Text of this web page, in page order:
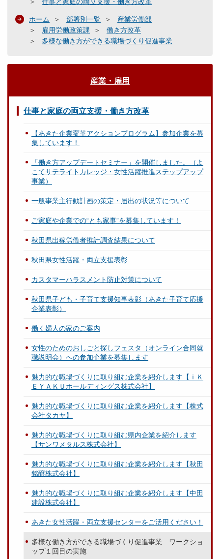
ホーム 部署別一覧
産業労働部
雇用労働政策課
働き方改革
多様な働き方ができる職場づくり促進事業
産業・雇用
仕事と家庭の両立支援・働き方改革
【あきた企業変革アクションプログラム】参加企業を募
集しています！
「働き方アップデートセミナー」を開催しました。（よ
こてサテライトカレッジ・女性活躍推進ステップアップ
事業）
一般事業主行動計画の策定・届出の状況等について
ご家庭や企業での“とも家事”を募集しています！
秋田県出稼労働者推計調査結果について
秋田県女性活躍・両立支援表彰
カスタマーハラスメント防止対策について
秋田県子ども・子育て支援知事表彰（あきた子育て応援
企業表彰）
働く婦人の家のご案内
女性のためのおしごと探しフェスタ（オンライン合同就
職説明会）への参加企業を募集します
魅力的な職場づくりに取り組む企業を紹介します【ｉＫ
ＥＹＡＫＵホールディングス株式会社】
魅力的な職場づくりに取り組む企業を紹介します【株式
会社タカヤ】
魅力的な職場づくりに取り組む県内企業を紹介します
【サンワメタルス株式会社】
魅力的な職場づくりに取り組む企業を紹介します【秋田
銘醸株式会社】
魅力的な職場づくりに取り組む企業を紹介します【中田
建設株式会社】
あきた女性活躍・両立支援センターをご活用ください！
多様な働き方ができる職場づくり促進事業 ワークショ
ップ１回目の実施